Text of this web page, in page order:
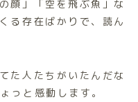
顔」「空を飛ぶ魚」な
る存在ばかりで、読ん
た人たちがいたんだな
っと感動します。